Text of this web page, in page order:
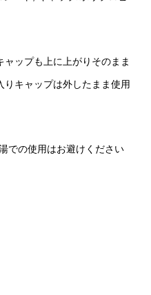
ップも上に上がりそのまま
キャップは外したまま使用
での使用はお避けください